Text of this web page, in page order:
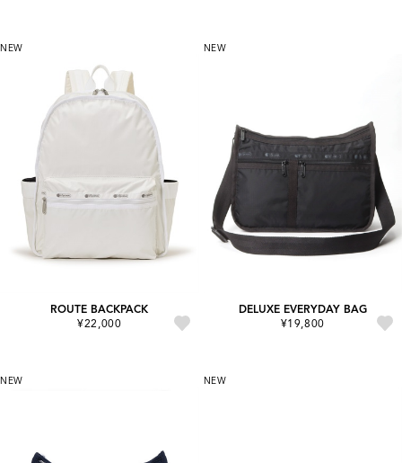
NEW
ROUTE BACKPACK
¥22,000
NEW
DELUXE EVERYDAY BAG
¥19,800
NEW NEW